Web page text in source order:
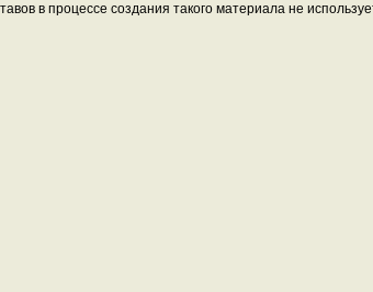
в процессе создания такого материала не